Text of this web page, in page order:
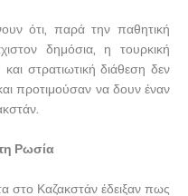
ότι, παρά την παθητική
δημόσια, η τουρκική
και στρατιωτική διάθεση δεν
προτιμούσαν να δουν έναν
Ρωσία
στο Καζακστάν έδειξαν πως